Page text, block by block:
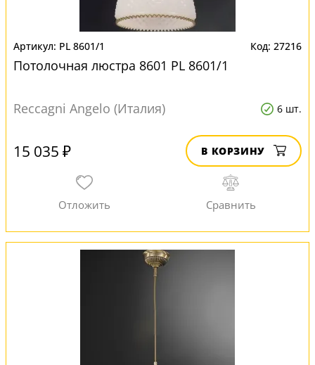
PL 8601/1 27216
Потолочная люстра 8601 PL 8601/1
Reccagni Angelo (Италия) 6 шт.
15 035 ₽ В КОРЗИНУ